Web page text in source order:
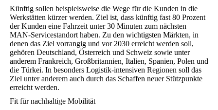
Künftig sollen beispielsweise die Wege für die Kunden in die
Werkstätten kürzer werden. Ziel ist, dass künftig fast 80 Prozent
der Kunden eine Fahrzeit unter 30 Minuten zum nächsten
MAN-Servicestandort haben. Zu den wichtigsten Märkten, in
denen das Ziel vorrangig und vor 2030 erreicht werden soll,
gehören Deutschland, Österreich und Schweiz sowie unter
anderem Frankreich, Großbritannien, Italien, Spanien, Polen und
die Türkei. In besonders Logistik-intensiven Regionen soll das
Ziel unter anderem auch durch das Schaffen neuer Stützpunkte
erreicht werden.
Fit für nachhaltige Mobilität